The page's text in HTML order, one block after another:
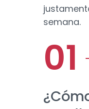
semana.